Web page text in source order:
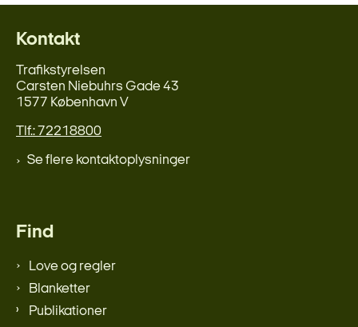
Kontakt
Trafikstyrelsen
Carsten Niebuhrs Gade 43
1577 København V
Tlf.: 72218800
Se flere kontaktoplysninger
Find
Love og regler
Blanketter
Publikationer